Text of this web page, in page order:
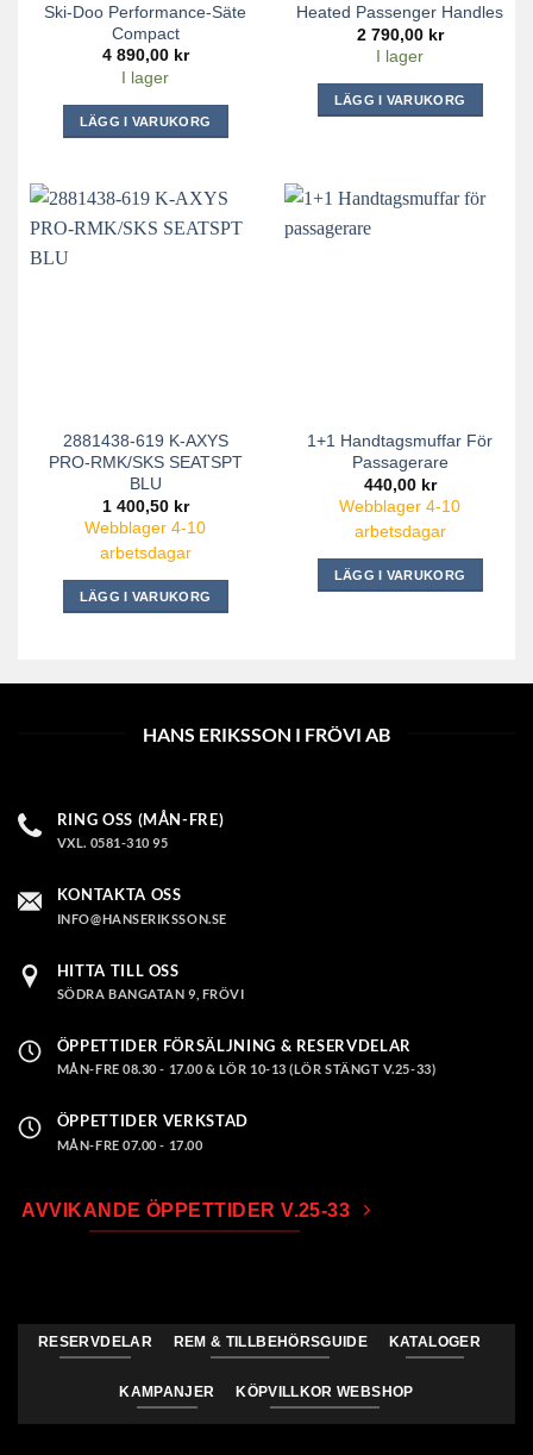
Ski-Doo Performance-Säte
Compact
4 890,00 kr
I lager
LÄGG I VARUKORG
Heated Passenger Handles
2 790,00 kr
I lager
LÄGG I VARUKORG
2881438-619 K-AXYS
PRO-RMK/SKS SEATSPT
BLU
1 400,50 kr
Webblager 4-10
arbetsdagar
LÄGG I VARUKORG
1+1 Handtagsmuffar För
Passagerare
440,00 kr
Webblager 4-10
arbetsdagar
LÄGG I VARUKORG
HANS ERIKSSON I FRÖVI AB
RING OSS (MÅN-FRE)
VXL. 0581-310 95
KONTAKTA OSS
INFO@HANSERIKSSON.SE
HITTA TILL OSS
SÖDRA BANGATAN 9, FRÖVI
ÖPPETTIDER FÖRSÄLJNING & RESERVDELAR
MÅN-FRE 08.30 - 17.00 & LÖR 10-13 (LÖR STÄNGT V.25-33)
ÖPPETTIDER VERKSTAD
MÅN-FRE 07.00 - 17.00
AVVIKANDE ÖPPETTIDER V.25-33
RESERVDELAR REM & TILLBEHÖRSGUIDE KATALOGER
KAMPANJER KÖPVILLKOR WEBSHOP